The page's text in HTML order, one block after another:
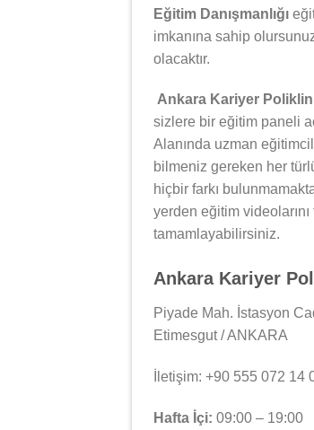
Eğitim Danışmanlığı
imkanına sahip
olacaktır.
Ankara Kariyer
sizlere bir eğitim paneli
Alanında uzman
bilmeniz gereken her
hiçbir farkı
yerden eğitim
tamamlayabilirsiniz.
Ankara Kariyer
Piyade Mah. İstasyon
Etimesgut / ANKARA
İletişim: +90 555 072 14
Hafta İçi: 09:00 – 19:00